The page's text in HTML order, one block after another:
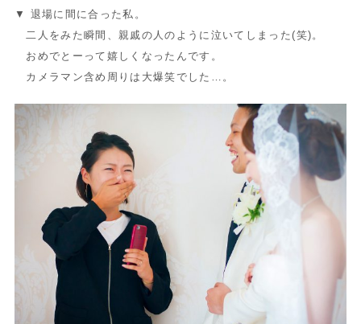
▼ 退場に間に合った私。
二人をみた瞬間、親戚の人のように泣いてしまった(笑)。
おめでとーって嬉しくなったんです。
カメラマン含め周りは大爆笑でした…。